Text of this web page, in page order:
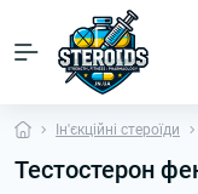
Ін'єкційні стероїди
Тестостерон